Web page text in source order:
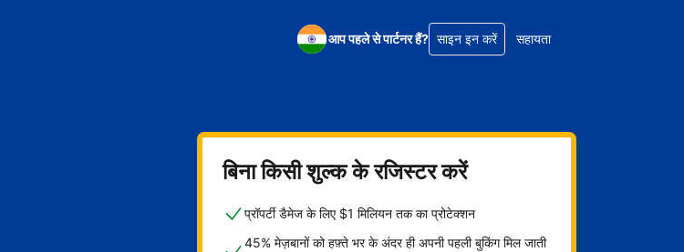
आप पहले से पार्टनर हैं? साइन इन करें सहायता
बिना किसी शुल्क के रजिस्टर करें
प्रॉपर्टी डैमेज के लिए $1 मिलियन तक का प्रोटेक्शन
45% मेज़बानों को हफ़्ते भर के अंदर ही अपनी पहली बुकिंग मिल जाती